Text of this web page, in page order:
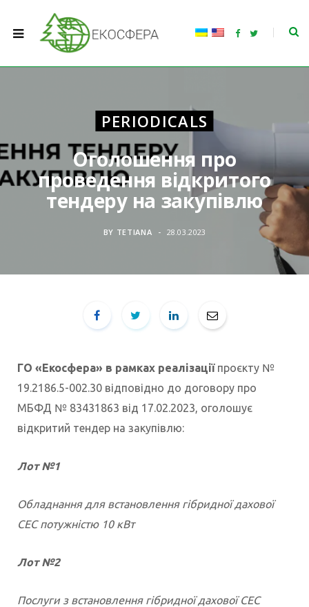
F
b
T
t
PERIODICALS
Оголошення про
проведення відкритого
тендеру на закупівлю
BY TETIANA 28.03.2023
ГО «Екосфера» в рамках реалізації проєкту №
19.2186.5-002.30 відповідно до договору про
МБФД № 83431863 від 17.02.2023, оголошує
відкритий тендер на закупівлю:
Лот №1
Обладнання для встановлення гібридної дахової
СЕС потужністю 10 кВт
Лот №2
Послуги з встановлення гібридної дахової СЕС